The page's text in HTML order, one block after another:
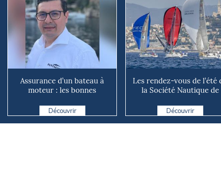
Assurance d’un bateau à
moteur : les bonnes
d...
Découvrir
Les rendez-vous de l’été
la Société Nautique de
Découvrir